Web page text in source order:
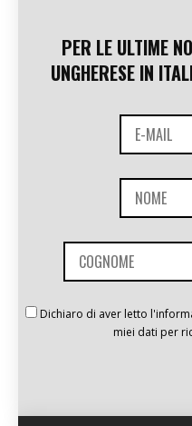
PER LE ULTIME
UNGHERESE IN
Dichiaro di aver letto
miei dati per